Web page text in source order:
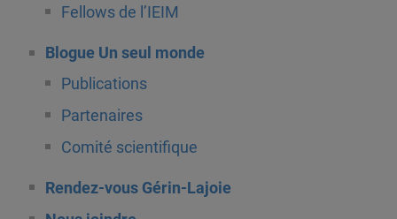
Fellows de l’IEIM
Blogue Un seul monde
Publications
Partenaires
Comité scientifique
Rendez-vous Gérin-Lajoie